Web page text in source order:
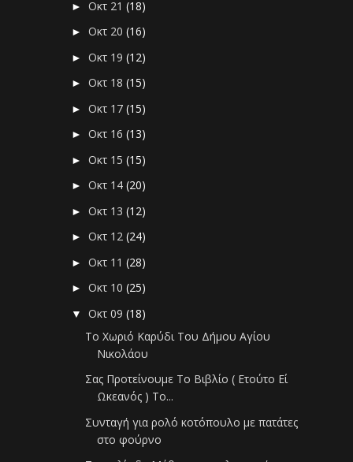
►Οκτ 21(18)
►Οκτ 20(16)
►Οκτ 19(12)
►Οκτ 18(15)
►Οκτ 17(15)
►Οκτ 16(13)
►Οκτ 15(15)
►Οκτ 14(20)
►Οκτ 13(12)
►Οκτ 12(24)
►Οκτ 11(28)
►Οκτ 10(25)
▼Οκτ 09(18)
Το Χωριό Καρύδι Του Δήμου Αγίου
Νικολάου
Σας Προτείνουμε Το Βιβλίο ( Ετούτο Εί
Ωκεανός ) Το...
Συνταγή για ρολό κοτόπουλο με πατάτες
στο φούρνο